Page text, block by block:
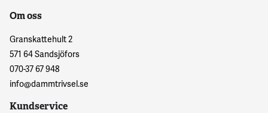
Om oss
Granskattehult 2
571 64 Sandsjöfors
070-37 67 948
info@dammtrivsel.se
Kundservice